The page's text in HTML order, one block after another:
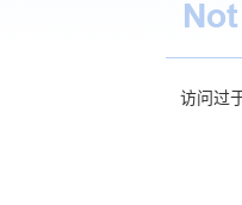
访问过